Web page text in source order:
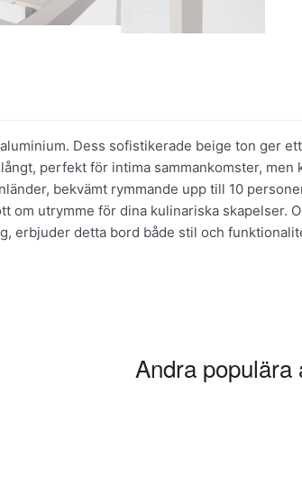
Dess sofistikerade beige ton ger
perfekt för intima sammankomster, men
bekvämt rymmande upp till 10
om utrymme för dina kulinariska skapelser.
erbjuder detta bord både stil och
Andra populära